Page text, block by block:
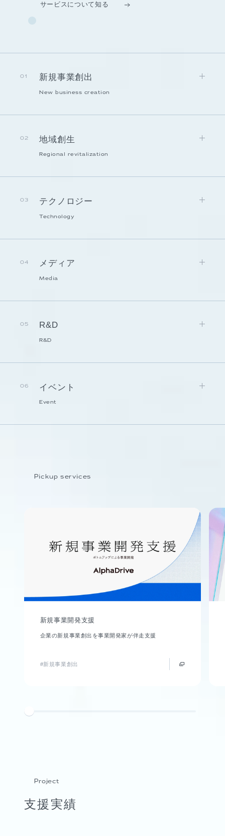
サービスについて知る
01 新規事業創出
New business creation
02 地域創生
Regional revitalization
03 テクノロジー
Technology
04 メディア
Media
05 R&D
R&D
06 イベント
Event
Pickup services
新規事業開発支援
企業の新規事業創出を事業開発家が伴走支援
#新規事業創出
Project
支援実績